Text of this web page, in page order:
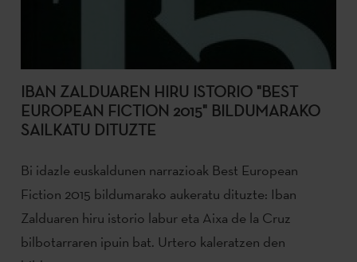
IBAN ZALDUAREN HIRU ISTORIO "BEST
EUROPEAN FICTION 2015" BILDUMARAKO
SAILKATU DITUZTE
Bi idazle euskaldunen narrazioak Best European
Fiction 2015 bildumarako aukeratu dituzte: Iban
Zalduaren hiru istorio labur eta Aixa de la Cruz
bilbotarraren ipuin bat. Urtero kaleratzen den